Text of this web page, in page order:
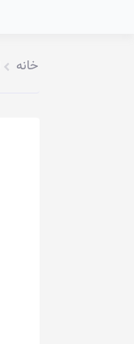
خانه